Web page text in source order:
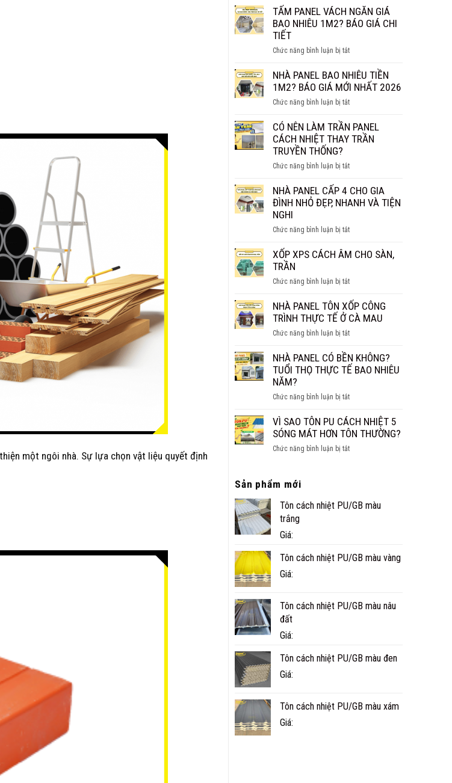
một ngôi nhà. Sự lựa chọn vật liệu quyết định
TẤM PANEL VÁCH NGĂN GIÁ
BAO NHIÊU 1M2? BÁO GIÁ CHI
TIẾT
Chức năng bình luận bị tắtở
PANEL
VÁCH
GIÁ
NHIÊU
1M2?
GIÁ
TIẾT
NHÀ PANEL BAO NHIÊU TIỀN
1M2? BÁO GIÁ MỚI NHẤT 2026
Chức năng bình luận bị tắtở
PANEL
BAO
1M2?
GIÁ
MỚI
2026
CÓ NÊN LÀM TRẦN PANEL
CÁCH NHIỆT THAY TRẦN
TRUYỀN THỐNG?
Chức năng bình luận bị tắtở
NÊN
LÀM
CÁCH
THAY
TRUYỀN
NHÀ PANEL CẤP 4 CHO GIA
ĐÌNH NHỎ ĐẸP, NHANH VÀ TIỆN
NGHI
Chức năng bình luận bị tắtở
PANEL
CHO
GIA
ĐÌNH
NHỎ
ĐẸP,
VÀ
TIỆN
XỐP XPS CÁCH ÂM CHO SÀN,
TRẦN
Chức năng bình luận bị tắtở
XPS
CÁCH
CHO
TRẦN
NHÀ PANEL TÔN XỐP CÔNG
TRÌNH THỰC TẾ Ở CÀ MAU
Chức năng bình luận bị tắtở
PANEL
TÔN
TRÌNH
TẾ
Ở
CÀ
NHÀ PANEL CÓ BỀN KHÔNG?
TUỔI THỌ THỰC TẾ BAO NHIÊU
NĂM?
Chức năng bình luận bị tắtở
PANEL
CÓ
KHÔNG?
BAO
VÌ SAO TÔN PU CÁCH NHIỆT 5
SÓNG MÁT HƠN TÔN THƯỜNG?
Chức năng bình luận bị tắtở
CÁCH
HƠN
Sản phẩm mới
Tôn cách nhiệt PU/GB màu
trắng
Giá:
Tôn cách nhiệt PU/GB màu vàng
Giá:
Tôn cách nhiệt PU/GB màu nâu
đất
Giá:
Tôn cách nhiệt PU/GB màu đen
Giá:
Tôn cách nhiệt PU/GB màu xám
Giá: